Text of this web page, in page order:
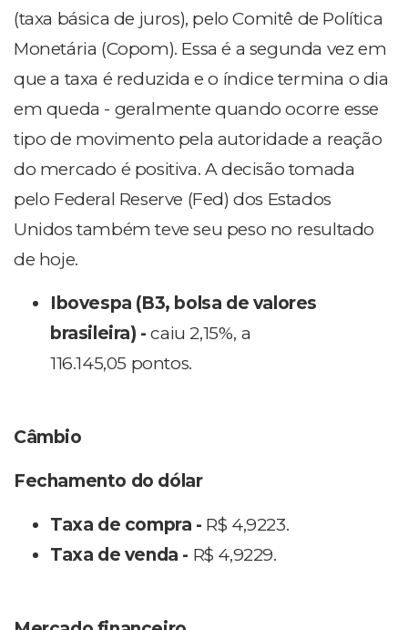
(taxa básica de juros), pelo Comitê de Política
Monetária (Copom). Essa é a segunda vez em
que a taxa é reduzida e o índice termina o dia
em queda - geralmente quando ocorre esse
tipo de movimento pela autoridade a reação
do mercado é positiva. A decisão tomada
pelo Federal Reserve (Fed) dos Estados
Unidos também teve seu peso no resultado
de hoje.
Ibovespa (B3, bolsa de valores
brasileira) -caiu 2,15%, a
116.145,05 pontos.
Câmbio
Fechamento do dólar
Taxa de compra - R$ 4,9223.
Taxa de venda - R$ 4,9229.